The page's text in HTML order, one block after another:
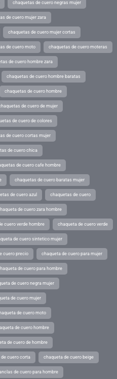
chaquetas de cuero negras mujer
de cuero mujer zara
chaquetas de cuero mujer cortas
de cuero moto chaquetas de cuero moteras
de cuero hombre zara
chaquetas de cuero hombre baratas
chaquetas de cuero hombre
de cuero de mujer
de cuero de colores
de cuero cortas mujer
de cuero chica
de cuero cafe hombre
chaquetas de cuero baratas mujer
de cuero azul chaquetas de cuero
de cuero zara hombre
cuero verde hombre chaqueta de cuero verde
de cuero sintetico mujer
cuero precio chaqueta de cuero para mujer
de cuero para hombre
de cuero negra mujer
de cuero mujer
de cuero moto
de cuero hombre
de cuero de hombre
cuero corta chaqueta de cuero beige
de cuero para hombre